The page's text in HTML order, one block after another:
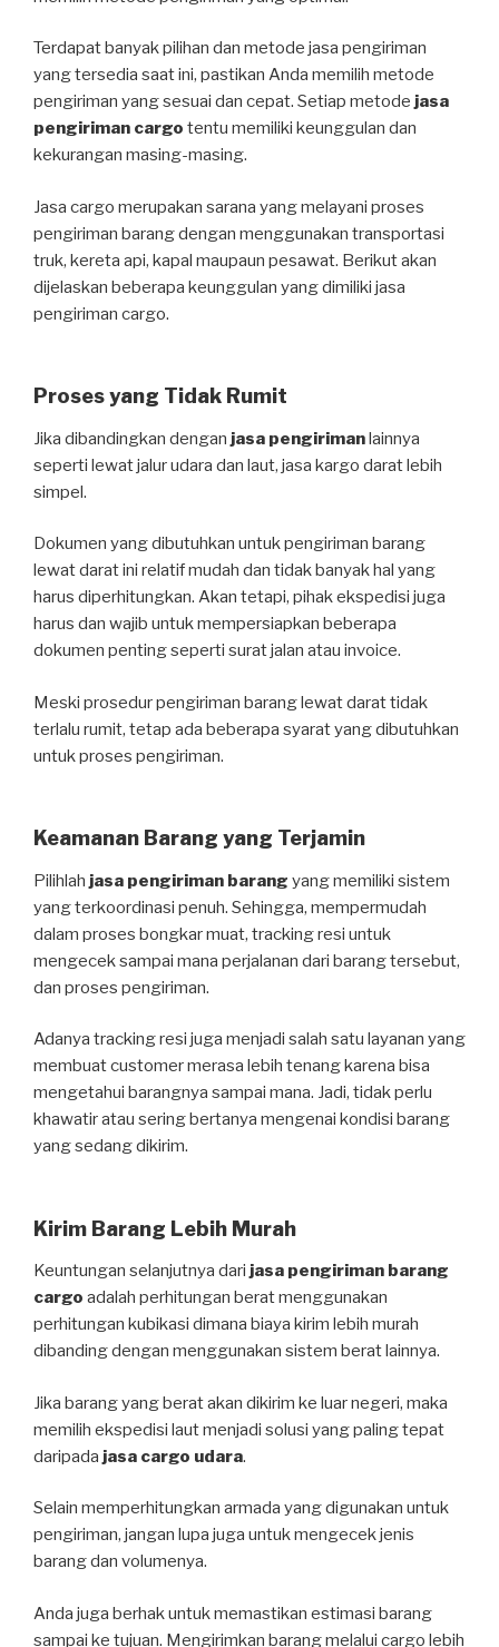
Terdapat banyak pilihan dan metode jasa pengiriman
yang tersedia saat ini, pastikan Anda memilih metode
pengiriman yang sesuai dan cepat. Setiap metode jasa
pengiriman cargo tentu memiliki keunggulan dan
kekurangan masing-masing.
Jasa cargo merupakan sarana yang melayani proses
pengiriman barang dengan menggunakan transportasi
truk, kereta api, kapal maupaun pesawat. Berikut akan
dijelaskan beberapa keunggulan yang dimiliki jasa
pengiriman cargo.
Proses yang Tidak Rumit
Jika dibandingkan dengan jasa pengirimanlainnya
seperti lewat jalur udara dan laut, jasa kargo darat lebih
simpel.
Dokumen yang dibutuhkan untuk pengiriman barang
lewat darat ini relatif mudah dan tidak banyak hal yang
harus diperhitungkan. Akan tetapi, pihak ekspedisi juga
harus dan wajib untuk mempersiapkan beberapa
dokumen penting seperti surat jalan atau invoice.
Meski prosedur pengiriman barang lewat darat tidak
terlalu rumit, tetap ada beberapa syarat yang dibutuhkan
untuk proses pengiriman.
Keamanan Barang yang Terjamin
Pilihlah jasa pengiriman barang yang memiliki sistem
yang terkoordinasi penuh. Sehingga, mempermudah
dalam proses bongkar muat, tracking resi untuk
mengecek sampai mana perjalanan dari barang tersebut,
dan proses pengiriman.
Adanya tracking resi juga menjadi salah satu layanan yang
membuat customer merasa lebih tenang karena bisa
mengetahui barangnya sampai mana. Jadi, tidak perlu
khawatir atau sering bertanya mengenai kondisi barang
yang sedang dikirim.
Kirim Barang Lebih Murah
Keuntungan selanjutnya dari jasa pengiriman barang
cargo adalah perhitungan berat menggunakan
perhitungan kubikasi dimana biaya kirim lebih murah
dibanding dengan menggunakan sistem berat lainnya.
Jika barang yang berat akan dikirim ke luar negeri, maka
memilih ekspedisi laut menjadi solusi yang paling tepat
daripada jasa cargo udara.
Selain memperhitungkan armada yang digunakan untuk
pengiriman, jangan lupa juga untuk mengecek jenis
barang dan volumenya.
Anda juga berhak untuk memastikan estimasi barang
sampai ke tujuan. Mengirimkan barang melalui cargo lebih